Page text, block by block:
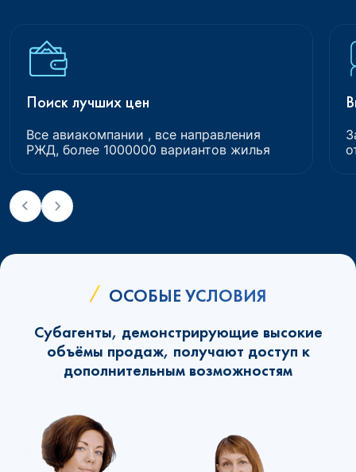
Поиск лучших цен
Все авиакомпании , все направления
РЖД, более 1000000 вариантов жилья
ОСОБЫЕ УСЛОВИЯ
Субагенты, демонстрирующие высокие
объёмы продаж, получают доступ к
дополнительным возможностям